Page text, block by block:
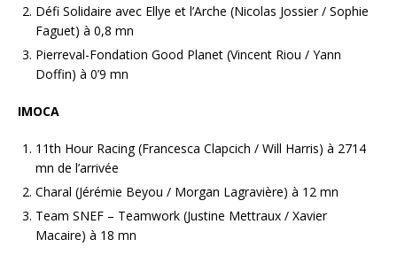
Défi Solidaire avec Ellye et l’Arche (Nicolas Jossier / Sophie
Faguet) à 0,8 mn
Pierreval-Fondation Good Planet (Vincent Riou / Yann
Doffin) à 0’9 mn
IMOCA
11th Hour Racing (Francesca Clapcich / Will Harris) à 2714
mn de l’arrivée
Charal (Jérémie Beyou / Morgan Lagravière) à 12 mn
Team SNEF – Teamwork (Justine Mettraux / Xavier
Macaire) à 18 mn